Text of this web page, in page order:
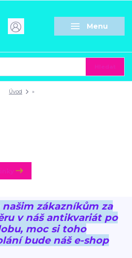
Menu
Úvod »
zákazníkům za
v náš antikvariát po
moc si toho
bude náš e-shop